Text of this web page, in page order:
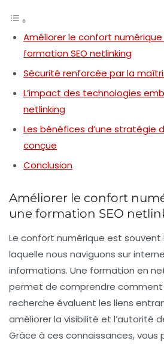
Améliorer le confort
formation SEO netlinking
Sécurité renforcée par la
L’impact des technologies
netlinking
Les bénéfices d’une stratégie
conçue
Conclusion
Améliorer le confort
une formation SEO
Le confort numérique est
laquelle nous naviguons sur
informations. Une formation en
permet de comprendre
recherche évaluent les liens
améliorer la visibilité et l’autorité
Grâce à ces connaissances, vous